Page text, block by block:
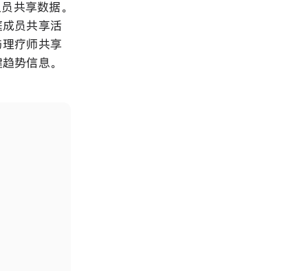
共享数据。
员共享活
疗师共享
势信息。